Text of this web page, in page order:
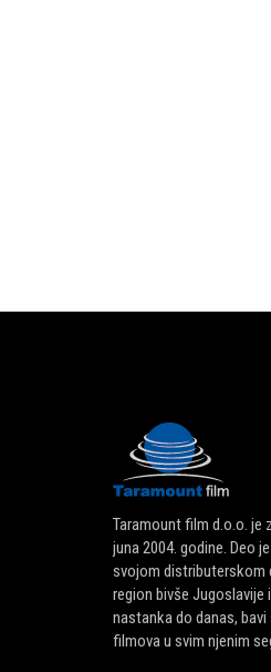
Taramount film d.o.o. je
juna 2004. godine. Deo
svojom distributerskom
region bivše Jugoslavije
nastanka do danas,
filmova u svim njenim